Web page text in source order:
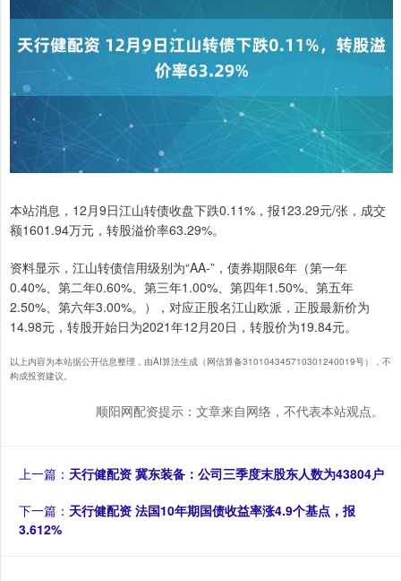
本站消息，12月9日江山转债收盘下跌0.11%，报123.29元/张，成交
额1601.94万元，转股溢价率63.29%。
资料显示，江山转债信用级别为“AA-”，债券期限6年（第一年
0.40%、第二年0.60%、第三年1.00%、第四年1.50%、第五年
2.50%、第六年3.00%。），对应正股名江山欧派，正股最新价为
14.98元，转股开始日为2021年12月20日，转股价为19.84元。
以上内容为本站据公开信息整理，由AI算法生成（网信算备310104345710301240019号），不
构成投资建议。
顺阳网配资提示：文章来自网络，不代表本站观点。
上一篇： 天行健配资 冀东装备：公司三季度末股东人数为43804户
下一篇： 天行健配资 法国10年期国债收益率涨4.9个基点，报
3.612%